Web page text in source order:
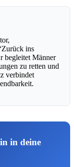
ins
begleitet Männer
zu retten und
verbindet
in deine